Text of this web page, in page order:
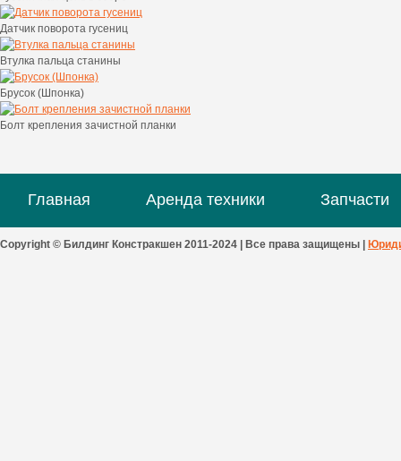
Датчик поворота гусениц
Втулка пальца станины
Брусок (Шпонка)
Болт крепления зачистной планки
Главная Аренда техники Запчасти
Copyright © Билдинг Констракшен 2011-2024 | Все права защищены |